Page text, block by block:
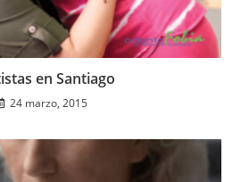
en Santiago
24 marzo, 2015